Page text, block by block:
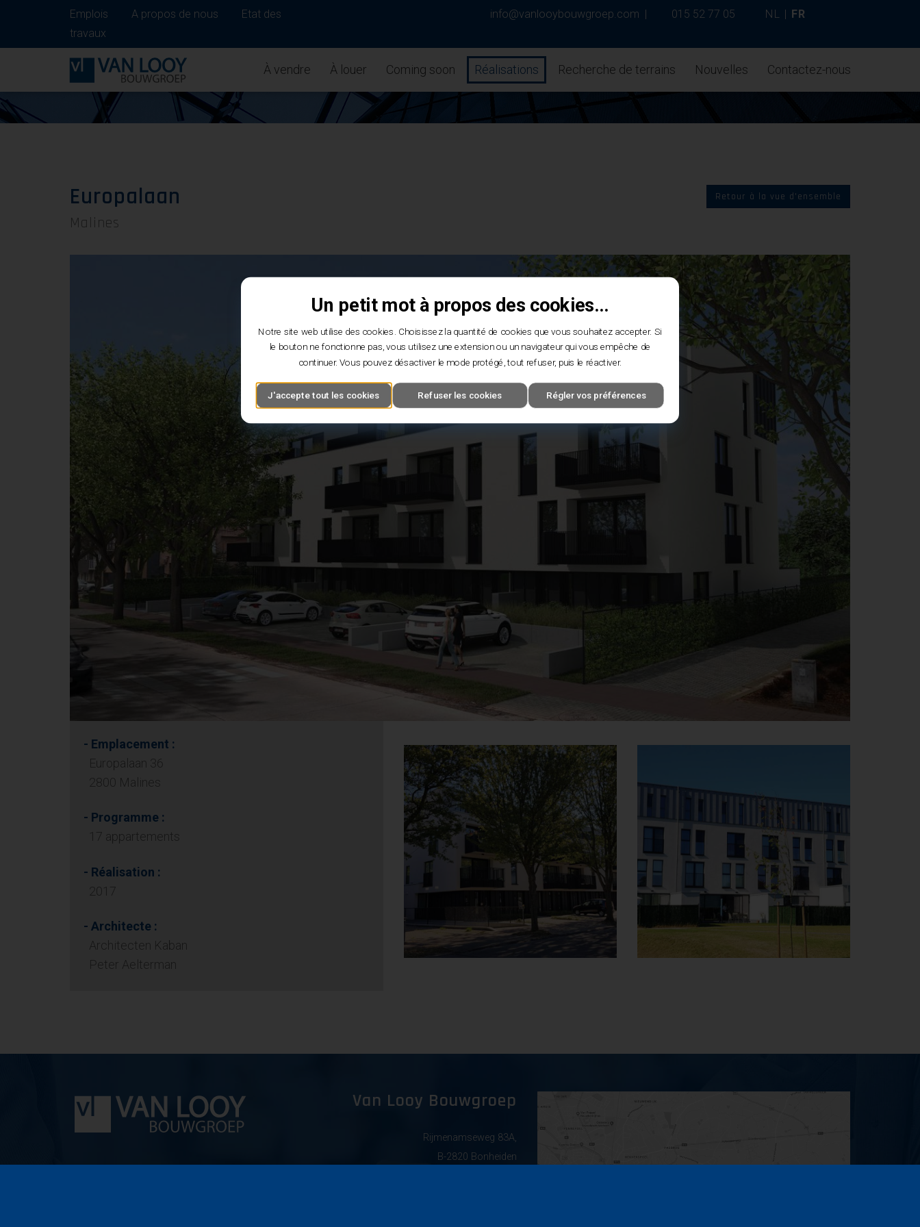
Emplois A propos de nous
Etat des
travaux
info@vanlooybouwgroep.com | 015 52 77 05 NL | FR
À vendre À louer Coming soon Réalisations Recherche de terrains Nouvelles Contactez-nous
Retour à la vue d'ensemble
Europalaan
Malines
- Emplacement :
Europalaan 36
2800 Malines
- Programme :
17 appartements
- Réalisation :
2017
- Architecte :
Architecten Kaban
Peter Aelterman
Van Looy Bouwgroep
Rijmenamseweg 83A,
B-2820 Bonheiden
Un petit mot à propos des cookies...
Notre site web utilise des cookies. Choisissez la quantité de cookies que vous souhaitez accepter. Si
le bouton ne fonctionne pas, vous utilisez une extension ou un navigateur qui vous empêche de
continuer. Vous pouvez désactiver le mode protégé, tout refuser, puis le réactiver.
J'accepte tout les cookies Refuser les cookies Régler vos préférences